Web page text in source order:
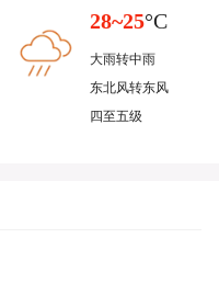
28~25°C
大雨转中雨
东北风转东风
四至五级